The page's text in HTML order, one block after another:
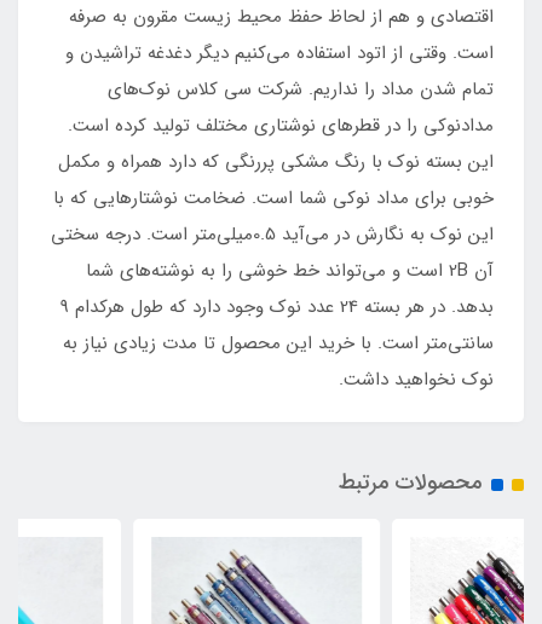
اقتصادی و هم از لحاظ حفظ محیط زیست مقرون به صرفه
است. وقتی از اتود استفاده می‌کنیم دیگر دغدغه تراشیدن و
تمام شدن مداد را نداریم. شرکت سی کلاس نوک‌های
مدادنوکی را در قطرهای نوشتاری مختلف تولید کرده است.
این بسته نوک با رنگ مشکی پررنگی که دارد همراه و مکمل
خوبی برای مداد نوکی شما است. ضخامت نوشتارهایی که با
این نوک به نگارش در می‌آید 0.5میلی‌متر است. درجه سختی
آن 2B است و می‌تواند خط خوشی را به نوشته‌های شما
بدهد. در هر بسته 24 عدد نوک وجود دارد که طول هرکدام 9
سانتی‌متر است. با خرید این محصول تا مدت زیادی نیاز به
نوک نخواهید داشت.
محصولات مرتبط